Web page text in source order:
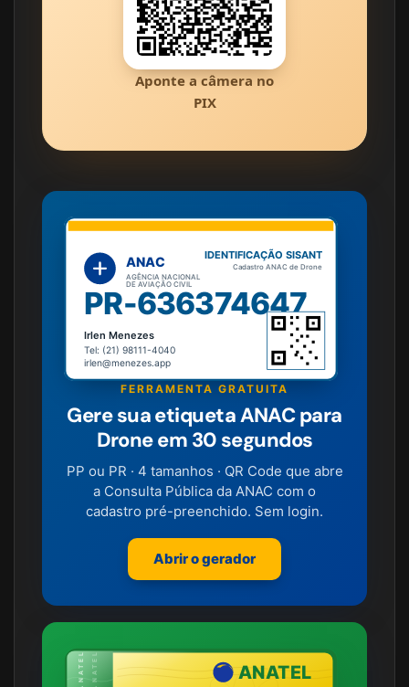
Aponte a câmera no
PIX
ANAC
AGÊNCIA NACIONAL
DE AVIAÇÃO CIVIL
IDENTIFICAÇÃO SISANT
Cadastro ANAC de Drone
PR-636374647
Irlen Menezes
Tel: (21) 98111-4040
irlen@menezes.app
FERRAMENTA GRATUITA
Gere sua etiqueta ANAC para
Drone em 30 segundos
PP ou PR · 4 tamanhos · QR Code que abre
a Consulta Pública da ANAC com o
cadastro pré-preenchido. Sem login.
Abrir o gerador
ANATEL